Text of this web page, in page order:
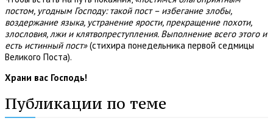
постом, угодным Господу: такой пост – избегание злобы,
воздержание языка, устранение ярости, прекращение похоти,
злословия, лжи и клятвопреступления. Выполнение всего этого и
есть истинный пост»(стихира понедельника первой седмицы
Великого Поста).
Храни вас Господь!
Публикации по теме